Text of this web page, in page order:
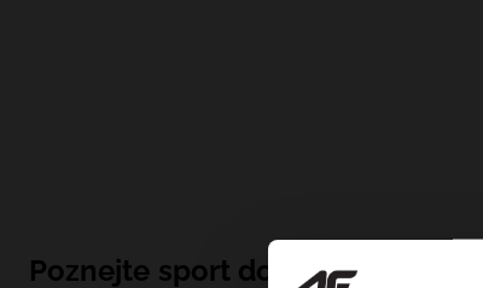
Poznejte sport do hloubky